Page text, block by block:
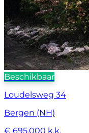
Beschikbaar
Loudelsweg 34
Bergen (NH)
€ 695.000 k.k.